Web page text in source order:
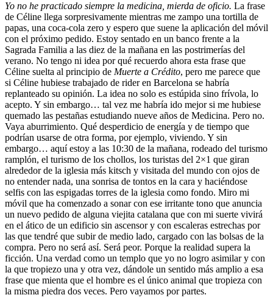
Yo no he practicado siempre la medicina, mierda de oficio. La frase
de Céline llega sorpresivamente mientras me zampo una tortilla de
papas, una coca-cola zero y espero que suene la aplicación del móvil
con el próximo pedido. Estoy sentado en un banco frente a la
Sagrada Familia a las diez de la mañana en las postrimerías del
verano. No tengo ni idea por qué recuerdo ahora esta frase que
Céline suelta al principio de Muerte a Crédito, pero me parece que
si Céline hubiese trabajado de rider en Barcelona se habría
replanteado su opinión. La idea no solo es estúpida sino frívola, lo
acepto. Y sin embargo… tal vez me habría ido mejor si me hubiese
quemado las pestañas estudiando nueve años de Medicina. Pero no.
Vaya aburrimiento. Qué desperdicio de energía y de tiempo que
podrían usarse de otra forma, por ejemplo, viviendo. Y sin
embargo… aquí estoy a las 10:30 de la mañana, rodeado del turismo
ramplón, el turismo de los chollos, los turistas del 2×1 que giran
alrededor de la iglesia más kitsch y visitada del mundo con ojos de
no entender nada, una sonrisa de tontos en la cara y haciéndose
selfis con las espigadas torres de la iglesia como fondo. Miro mi
móvil que ha comenzado a sonar con ese irritante tono que anuncia
un nuevo pedido de alguna viejita catalana que con mi suerte vivirá
en el ático de un edificio sin ascensor y con escaleras estrechas por
las que tendré que subir de medio lado, cargado con las bolsas de la
compra. Pero no será así. Será peor. Porque la realidad supera la
ficción. Una verdad como un templo que yo no logro asimilar y con
la que tropiezo una y otra vez, dándole un sentido más amplio a esa
frase que mienta que el hombre es el único animal que tropieza con
la misma piedra dos veces. Pero vayamos por partes.